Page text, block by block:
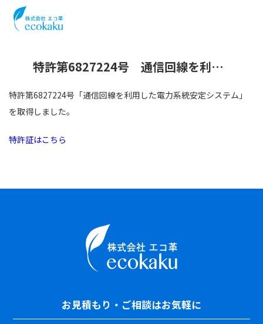
特許第6827224号 通信回線を利用した電力系統安定システム を取得しました。
特許第6827224号「通信回線を利用した電力系統安定システム」
を取得しました。
特許証はこちら
お見積もり・ご相談はお気軽に